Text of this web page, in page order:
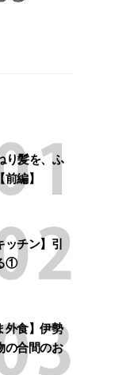
り髪を、ふ
編】
ッチン】引
①
外食】伊勢
の合間のお